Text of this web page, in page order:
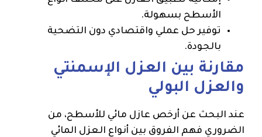
الأسطح بسهولة.
توفير حل عملي واقتصادي دون التضحية
بالجودة.
مقارنة بين العزل الإسمنتي
والعزل البولي
عند البحث عن أرخص عازل مائي للأسطح، من
الضروري فهم الفروق بين أنواع العزل المائي